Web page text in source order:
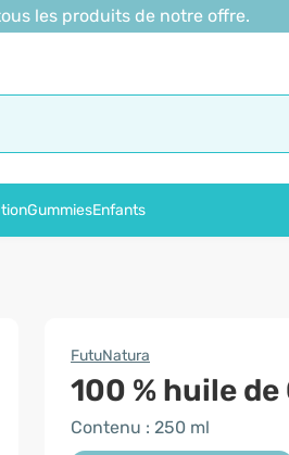
les produits de notre offre.
GummiesEnfants
FutuNatura
100 % huile
Contenu : 250 ml